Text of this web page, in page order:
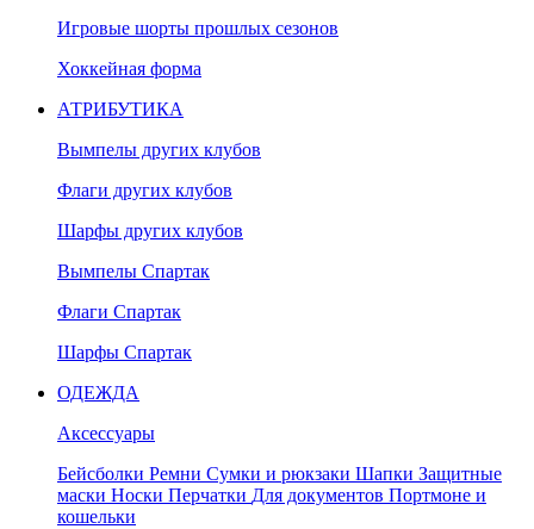
Игровые шорты прошлых сезонов
Хоккейная форма
АТРИБУТИКА
Вымпелы других клубов
Флаги других клубов
Шарфы других клубов
Вымпелы Спартак
Флаги Спартак
Шарфы Спартак
ОДЕЖДА
Аксессуары
Бейсболки Ремни Сумки и рюкзаки Шапки Защитные
маски Носки Перчатки Для документов Портмоне и
кошельки